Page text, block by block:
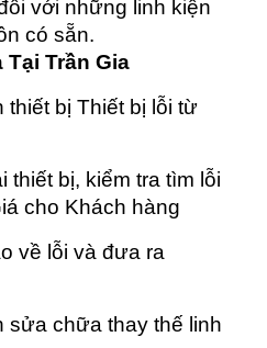
với những linh kiện
có sẵn.
Trần Gia
thiết bị Thiết bị lỗi từ
thiết bị, kiểm tra tìm lỗi
cho Khách hàng
về lỗi và đưa ra
sửa chữa thay thế linh